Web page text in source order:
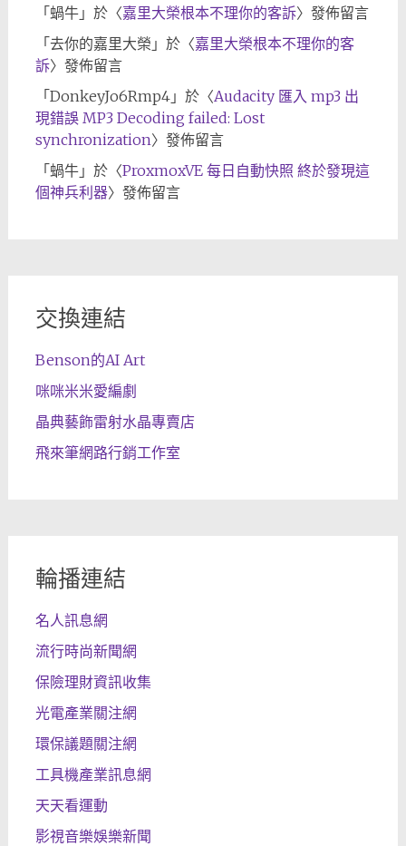
「 蝸牛」於〈嘉里大榮根本不理你的客訴〉發佈留言
「 去你的嘉里大榮 」於〈嘉里大榮根本不理你的客
訴〉發佈留言
「 DonkeyJo6Rmp4」於〈Audacity 匯入 mp3 出
現錯誤 MP3 Decoding failed: Lost
synchronization〉發佈留言
「 蝸牛」於〈ProxmoxVE 每日自動快照 終於發現這
個神兵利器〉發佈留言
交換連結
Benson的AI Art
咪咪米米愛編劇
晶典藝飾雷射水晶專賣店
飛來筆網路行銷工作室
輪播連結
名人訊息網
流行時尚新聞網
保險理財資訊收集
光電產業關注網
環保議題關注網
工具機產業訊息網
天天看運動
影視音樂娛樂新聞